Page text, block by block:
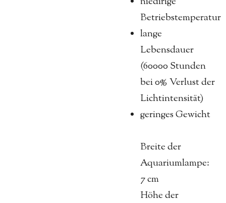
Betriebstemperatur
lange
Lebensdauer
(60000 Stunden
bei 0% Verlust der
Lichtintensität)
geringes Gewicht
Breite der
Aquariumlampe:
7 cm
Höhe der